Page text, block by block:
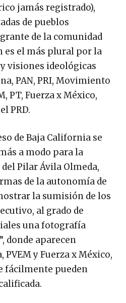
jamás registrado),
de pueblos
de la comunidad
es el más plural por la
visiones ideológicas
PAN, PRI, Movimiento
PT, Fuerza x México,
PRD.
de Baja California se
a modo para la
Pilar Ávila Olmeda,
de la autonomía de
la sumisión de los
al grado de
una fotografía
donde aparecen
PVEM y Fuerza x México,
fácilmente pueden